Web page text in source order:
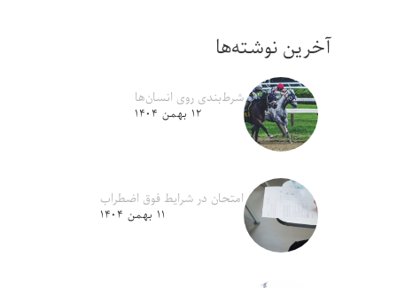
آخرین نوشته‌ها
شرط‌بندی روی انسان‌ها
۱۲ بهمن ۱۴۰۴
امتحان در شرایط فوق اضطراب
۱۱ بهمن ۱۴۰۴